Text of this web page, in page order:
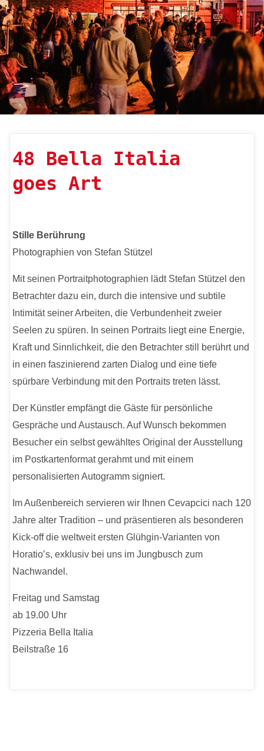
48 Bella Italia
goes Art
Stille Berührung
Photographien von Stefan Stützel
Mit seinen Portraitphotographien lädt Stefan Stützel den
Betrachter dazu ein, durch die intensive und subtile
Intimität seiner Arbeiten, die Verbundenheit zweier
Seelen zu spüren. In seinen Portraits liegt eine Energie,
Kraft und Sinnlichkeit, die den Betrachter still berührt und
in einen faszinierend zarten Dialog und eine tiefe
spürbare Verbindung mit den Portraits treten lässt.
Der Künstler empfängt die Gäste für persönliche
Gespräche und Austausch. Auf Wunsch bekommen
Besucher ein selbst gewähltes Original der Ausstellung
im Postkartenformat gerahmt und mit einem
personalisierten Autogramm signiert.
Im Außenbereich servieren wir Ihnen Cevapcici nach 120
Jahre alter Tradition – und präsentieren als besonderen
Kick-off die weltweit ersten Glühgin-Varianten von
Horatio’s, exklusiv bei uns im Jungbusch zum
Nachwandel.
Freitag und Samstag
ab 19.00 Uhr
Pizzeria Bella Italia
Beilstraße 16